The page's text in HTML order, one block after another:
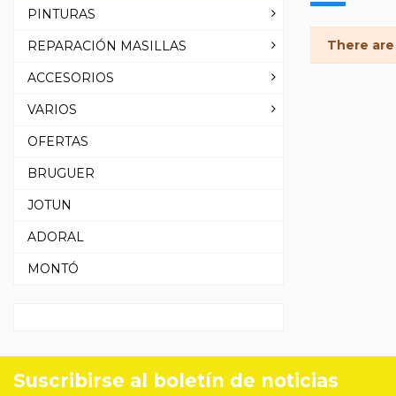
There
PINTURAS
REPARACIÓN MASILLAS
ACCESORIOS
VARIOS
OFERTAS
BRUGUER
JOTUN
ADORAL
MONTÓ
Suscribirse al boletín de noticias